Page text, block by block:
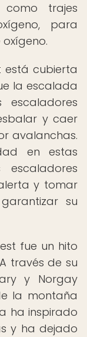
como trajes
para
está cubierta
la escalada
y caer
avalanchas.
en estas
y tomar
su
fue un hito
través de su
y Norgay
la montaña
ha inspirado
y ha dejado